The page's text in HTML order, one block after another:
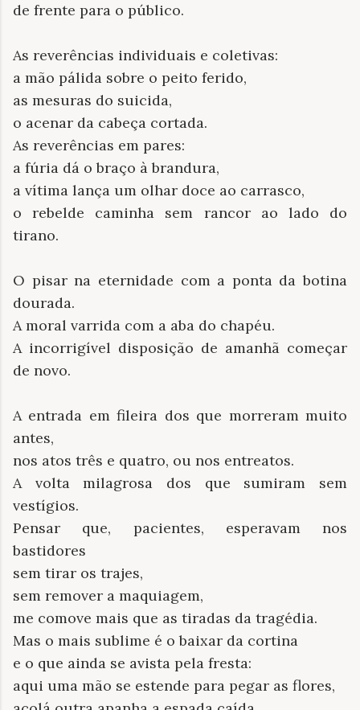
de frente para o público.
As reverências individuais e coletivas:
a mão pálida sobre o peito ferido,
as mesuras do suicida,
o acenar da cabeça cortada.
As reverências em pares:
a fúria dá o braço à brandura,
a vítima lança um olhar doce ao carrasco,
o rebelde caminha sem rancor ao lado do
tirano.
O pisar na eternidade com a ponta da botina
dourada.
A moral varrida com a aba do chapéu.
A incorrigível disposição de amanhã começar
de novo.
A entrada em fileira dos que morreram muito
antes,
nos atos três e quatro, ou nos entreatos.
A volta milagrosa dos que sumiram sem
vestígios.
Pensar que, pacientes, esperavam nos
bastidores
sem tirar os trajes,
sem remover a maquiagem,
me comove mais que as tiradas da tragédia.
Mas o mais sublime é o baixar da cortina
e o que ainda se avista pela fresta:
aqui uma mão se estende para pegar as flores,